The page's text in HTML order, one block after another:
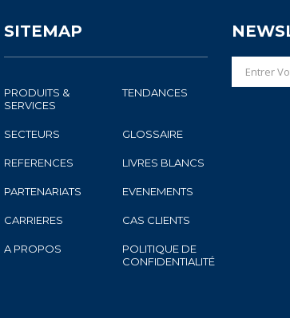
SITEMAP
PRODUITS &
SERVICES
TENDANCES
SECTEURS GLOSSAIRE
REFERENCES LIVRES BLANCS
PARTENARIATS EVENEMENTS
CARRIERES CAS CLIENTS
A PROPOS
POLITIQUE DE
CONFIDENTIALITÉ